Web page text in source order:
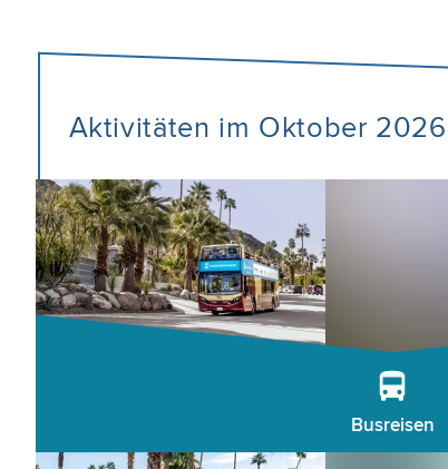
Aktivitäten im Oktober
Busreisen